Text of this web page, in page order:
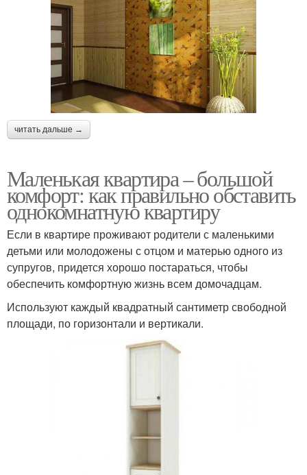
читать дальше →
Маленькая квартира – большой
комфорт: как правильно обставить
однокомнатную квартиру
Если в квартире проживают родители с маленькими
детьми или молодожены с отцом и матерью одного из
супругов, придется хорошо постараться, чтобы
обеспечить комфортную жизнь всем домочадцам.
Используют каждый квадратный сантиметр свободной
площади, по горизонтали и вертикали.